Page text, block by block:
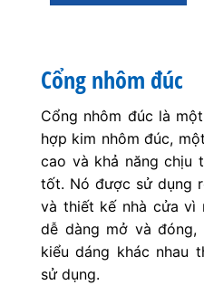
Cổng nhôm đúc
Cổng nhôm đúc là
hợp kim nhôm đúc,
cao và khả năng chịu
tốt. Nó được sử dụng
và thiết kế nhà cửa vì
dễ dàng mở và
kiểu dáng khác nhau
sử dụng.